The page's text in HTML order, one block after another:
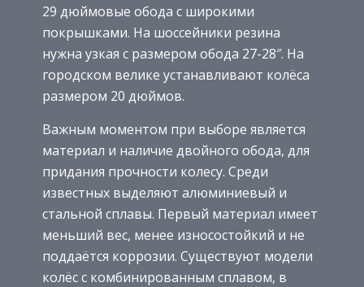
29 дюймовые обода с широкими
покрышками. На шоссейники резина
нужна узкая с размером обода 27-28″. На
городском велике устанавливают колёса
размером 20 дюймов.
Важным моментом при выборе является
материал и наличие двойного обода, для
придания прочности колесу. Среди
известных выделяют алюминиевый и
стальной сплавы. Первый материал имеет
меньший вес, менее износостойкий и не
поддаётся коррозии. Существуют модели
колёс с комбинированным сплавом, в